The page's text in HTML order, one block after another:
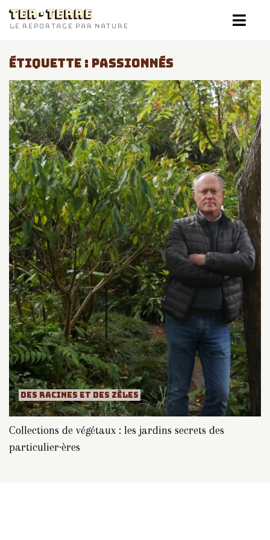
LE REPORTAGE PAR NATURE
ÉTIQUETTE : PASSIONNÉS
DES RACINES ET DES ZÈLES
Collections de végétaux : les jardins secrets des
particulier·ères